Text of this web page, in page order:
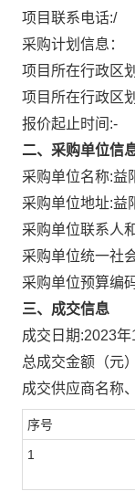
项目联系电话:/
采购计划信息：
项目所在行政区
项目所在行政区
报价起止时间:-
二、采购单位信
采购单位名称:益
采购单位地址:益
采购单位联系人
采购单位统一社
采购单位预算编
三、成交信息
成交日期:2023年
总成交金额（元
成交供应商名称
序号
1